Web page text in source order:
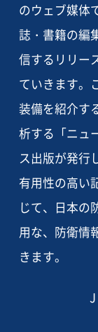
のウェブ媒体
誌・書籍の編
信するリリー
ていきます。
装備を紹介す
析する「ニュ
ス出版が発行
有用性の高い
じて、日本の
用な、防衛情
きます。